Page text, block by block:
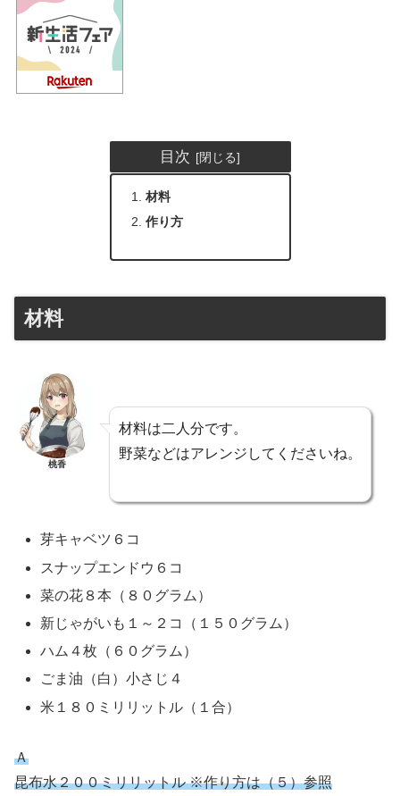
目次
材料
作り方
材料
桃香
材料は二人分です。
野菜などはアレンジしてくださいね。
芽キャベツ６コ
スナップエンドウ６コ
菜の花８本（８０グラム）
新じゃがいも１～２コ（１５０グラム）
ハム４枚（６０グラム）
ごま油（白）小さじ４
米１８０ミリリットル（１合）
Ａ
昆布水２００ミリリットル ※作り方は（５）参照